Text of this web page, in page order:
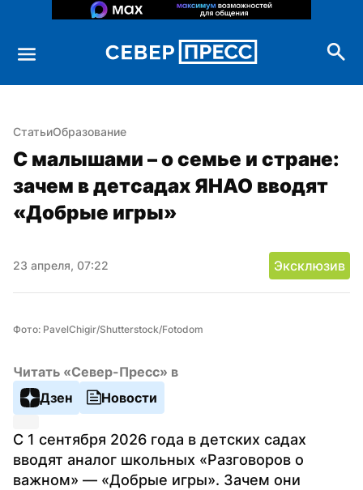
СтатьиОбразование
С малышами – о семье и стране:
зачем в детсадах ЯНАО вводят
«Добрые игры»
23 апреля, 07:22 Эксклюзив
Фото: PavelChigir/Shutterstock/Fotodom
Читать «Север-Пресс» в
Дзен
Новости
С 1 сентября 2026 года в детских садах
вводят аналог школьных «Разговоров о
важном» — «Добрые игры». Зачем они